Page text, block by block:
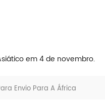
em 4 de novembro.
Envio Para A África